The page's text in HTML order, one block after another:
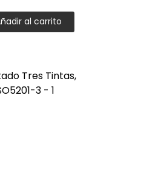
y un estilo actual.
al carrito